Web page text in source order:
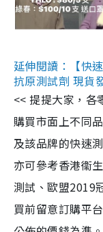
延伸閱讀：【快
抗原測試劑 現貨
<< 提提大家，各
購買市面上不同
及該品牌的快速
亦可參考香港衞
測試、歐盟2019
買前留意訂購平